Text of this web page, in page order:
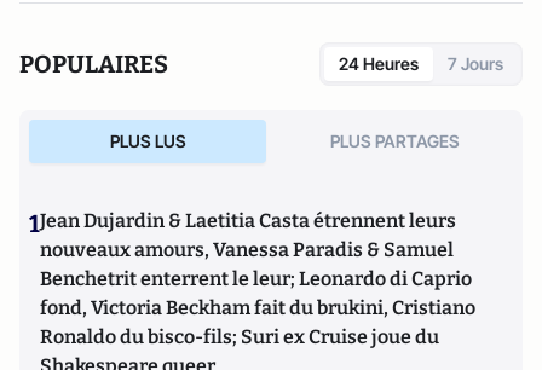
POPULAIRES 24 Heures 7 Jours
PLUS LUS PLUS PARTAGES
1Jean Dujardin & Laetitia Casta étrennent leurs
nouveaux amours, Vanessa Paradis & Samuel
Benchetrit enterrent le leur; Leonardo di Caprio
fond, Victoria Beckham fait du brukini, Cristiano
Ronaldo du bisco-fils; Suri ex Cruise joue du